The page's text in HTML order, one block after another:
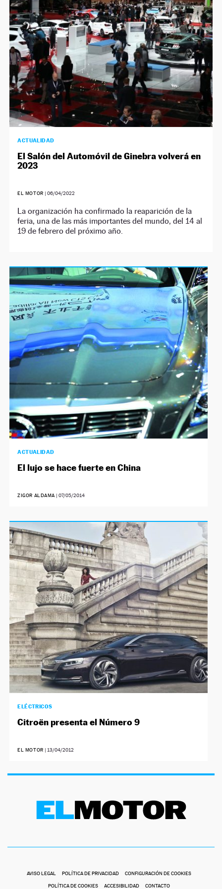
NEWSLETTER
SÍGUENOS
ACTUALIDAD
El Salón del Automóvil de Ginebra volverá en
2023
EL MOTOR | 06/04/2022
La organización ha confirmado la reaparición de la
feria, una de las más importantes del mundo, del 14 al
19 de febrero del próximo año.
ACTUALIDAD
El lujo se hace fuerte en China
ZIGOR ALDAMA |07/05/2014
ELÉCTRICOS
Citroën presenta el Número 9
EL MOTOR | 13/04/2012
AVISO LEGAL POLÍTICA DE PRIVACIDAD CONFIGURACIÓN DE COOKIES
POLÍTICA DE COOKIES ACCESIBILIDAD CONTACTO